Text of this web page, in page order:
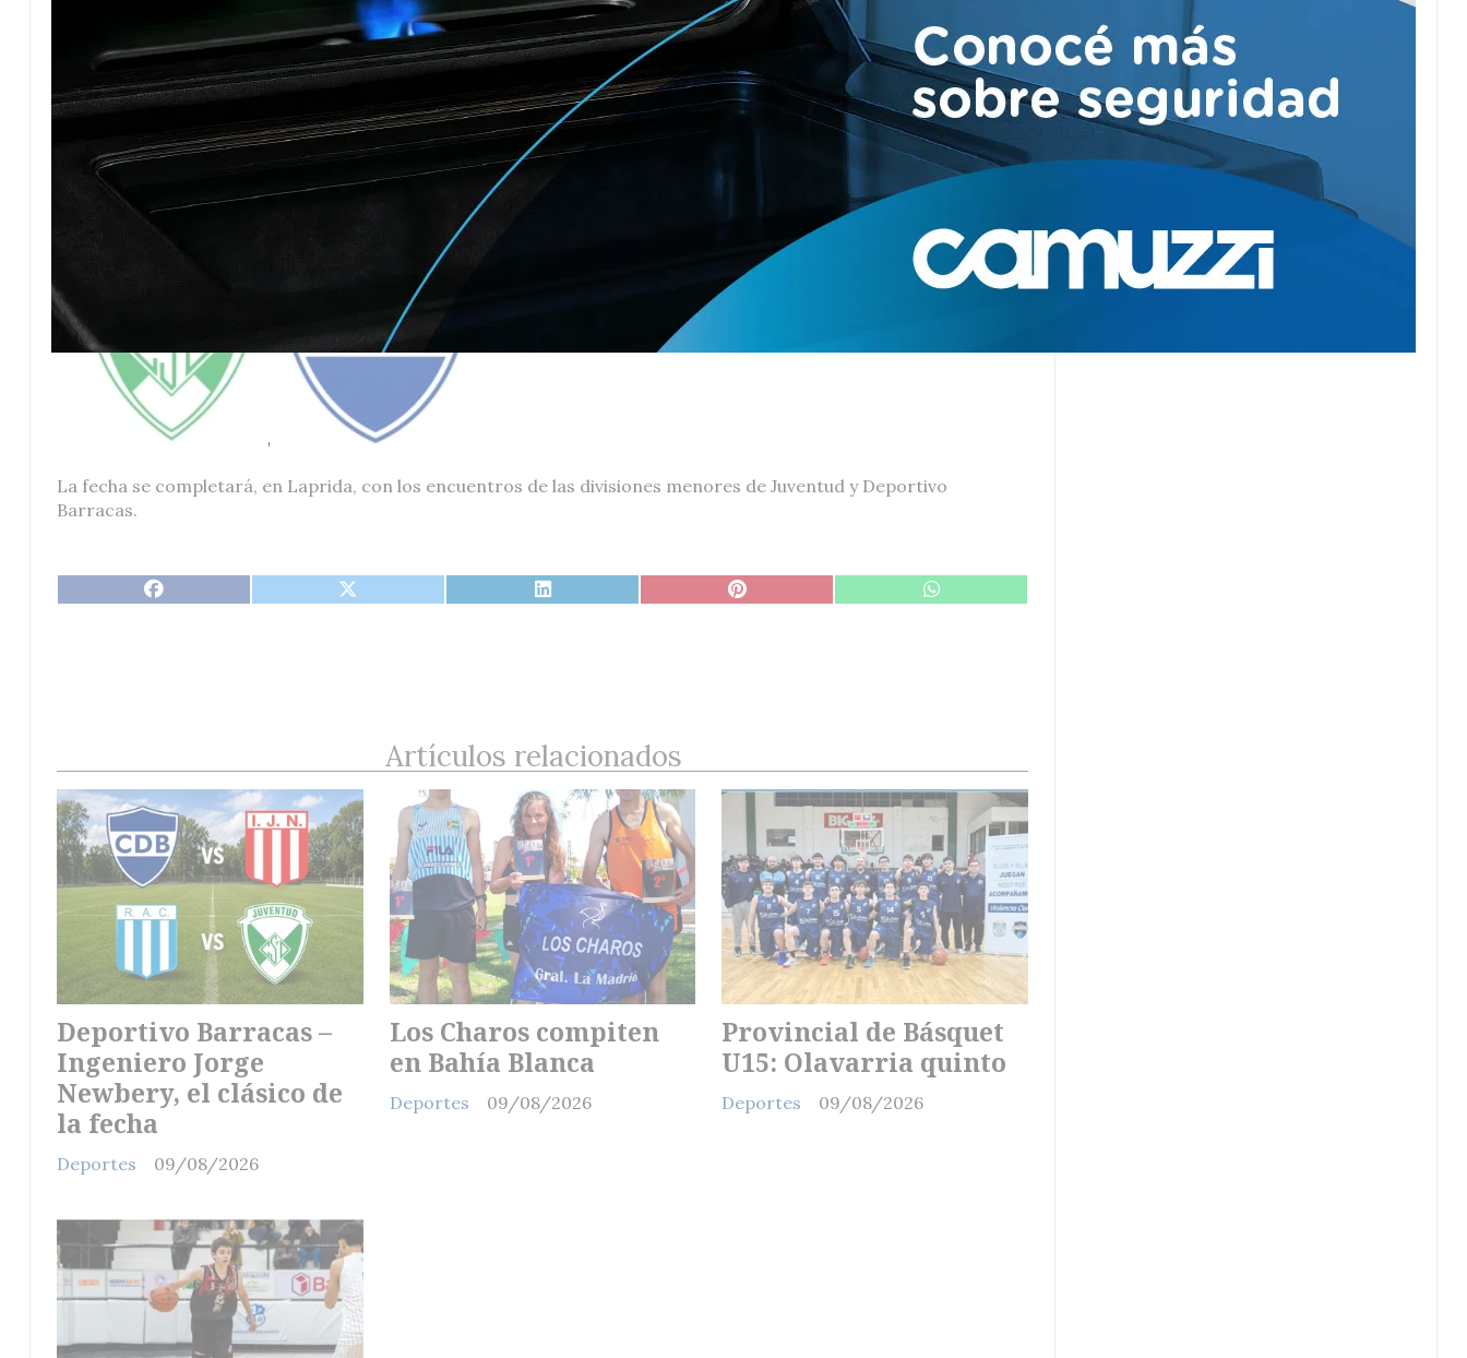
En cancha de Racing, como también jugará el equipo femenino Sub 13, los encuentros comenzarán a las 10:30
horas.
La fecha se completará, en Laprida, con los encuentros de las divisiones menores de Juventud y Deportivo
Barracas.
Artículos relacionados
Deportivo Barracas –
Ingeniero Jorge
Newbery, el clásico de
la fecha
Deportes 09/08/2026
Los Charos compiten
en Bahía Blanca
Deportes 09/08/2026
Provincial de Básquet
U15: Olavarria quinto
Deportes 09/08/2026
Provincial U15:
Semifinales confirmadas